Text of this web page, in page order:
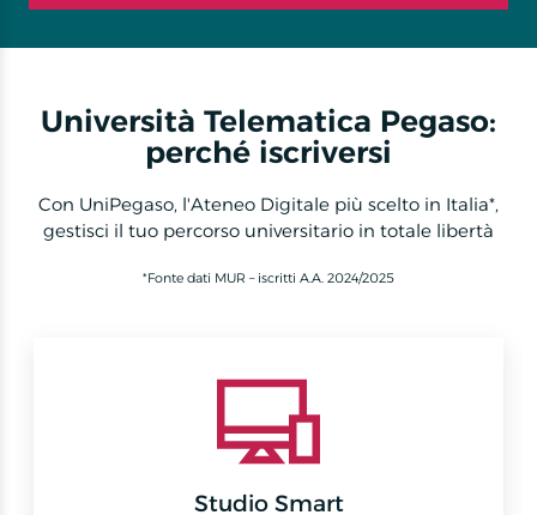
Università Telematica Pegaso:
perché iscriversi
Con UniPegaso, l'Ateneo Digitale più scelto in Italia*,
gestisci il tuo percorso universitario in totale libertà
*Fonte dati MUR – iscritti A.A. 2024/2025
Studio Smart